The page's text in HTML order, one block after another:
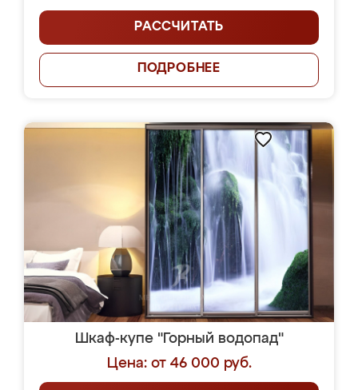
РАССЧИТАТЬ
ПОДРОБНЕЕ
Шкаф-купе "Горный водопад"
Цена: от 46 000 руб.